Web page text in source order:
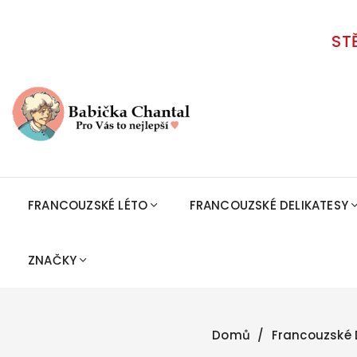
FRANCOUZSKÉ LÉTO FRANCOUZSKÉ DELIKATESY
ZNAČKY
Domů Francouzské